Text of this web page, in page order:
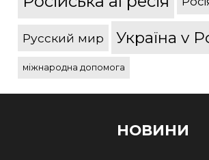
Русский мир Україна v
міжнародна допомога
НОВИНИ